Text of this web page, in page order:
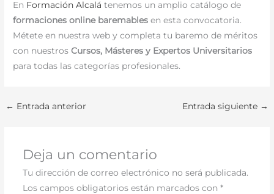
En Formación Alcalátenemos un amplio catálogo de
formaciones online baremablesen esta convocatoria.
Métete en nuestra web y completa tu baremo de méritos
con nuestrosCursos, Másteres y Expertos Universitarios
para todas las categorías profesionales.
← Entrada anterior Entrada siguiente →
Deja un comentario
Tu dirección de correo electrónico no será publicada.
Los campos obligatorios están marcados con *